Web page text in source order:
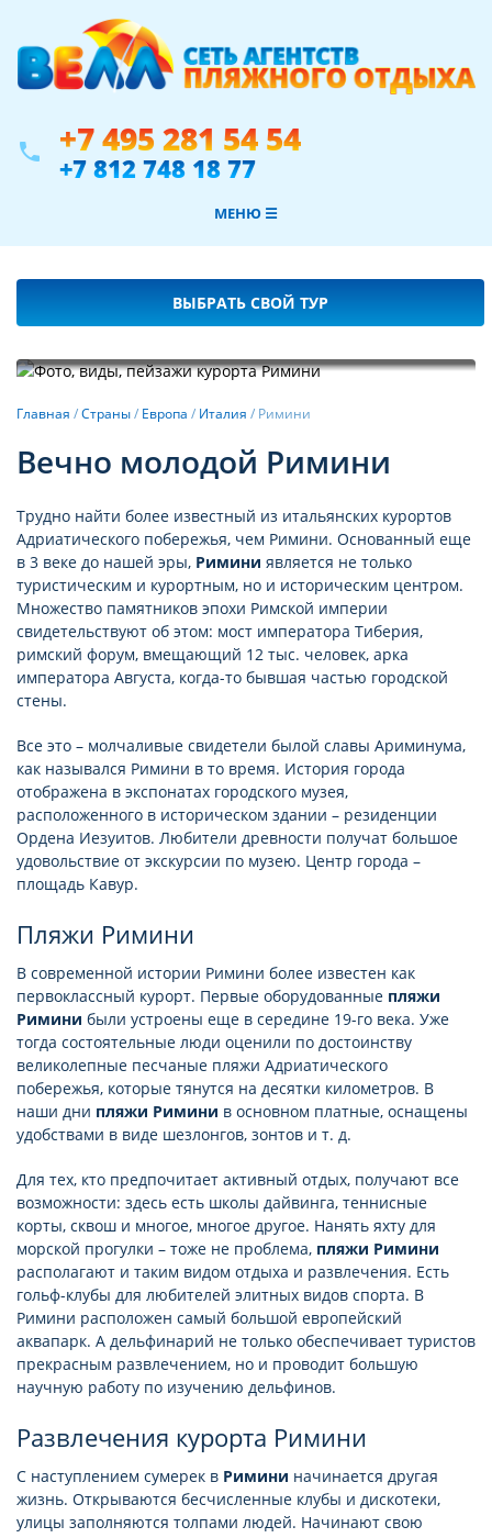
phone +7 495 281 54 54
+7 812 748 18 77
МЕНЮ ☰
ВЫБРАТЬ СВОЙ ТУР
Фотогалерея
Главная /Страны/ Европа / Италия / Римини
Вечно молодой Римини
Трудно найти более известный из итальянских курортов
Адриатического побережья, чем Римини. Основанный еще
в 3 веке до нашей эры, Римини является не только
туристическим и курортным, но и историческим центром.
Множество памятников эпохи Римской империи
свидетельствуют об этом: мост императора Тиберия,
римский форум, вмещающий 12 тыс. человек, арка
императора Августа, когда-то бывшая частью городской
стены.
Все это – молчаливые свидетели былой славы Ариминума,
как назывался Римини в то время. История города
отображена в экспонатах городского музея,
расположенного в историческом здании – резиденции
Ордена Иезуитов. Любители древности получат большое
удовольствие от экскурсии по музею. Центр города –
площадь Кавур.
Пляжи Римини
В современной истории Римини более известен как
первоклассный курорт. Первые оборудованные пляжи
Римини были устроены еще в середине 19-го века. Уже
тогда состоятельные люди оценили по достоинству
великолепные песчаные пляжи Адриатического
побережья, которые тянутся на десятки километров. В
наши дни пляжи Римини в основном платные, оснащены
удобствами в виде шезлонгов, зонтов и т. д.
Для тех, кто предпочитает активный отдых, получают все
возможности: здесь есть школы дайвинга, теннисные
корты, сквош и многое, многое другое. Нанять яхту для
морской прогулки – тоже не проблема, пляжи Римини
располагают и таким видом отдыха и развлечения. Есть
гольф-клубы для любителей элитных видов спорта. В
Римини расположен самый большой европейский
аквапарк. А дельфинарий не только обеспечивает туристов
прекрасным развлечением, но и проводит большую
научную работу по изучению дельфинов.
Развлечения курорта Римини
С наступлением сумерек в Римини начинается другая
жизнь. Открываются бесчисленные клубы и дискотеки,
улицы заполняются толпами людей. Начинают свою